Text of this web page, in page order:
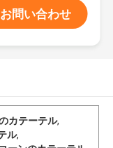
お問い合わせ
カテーテル,
ル,